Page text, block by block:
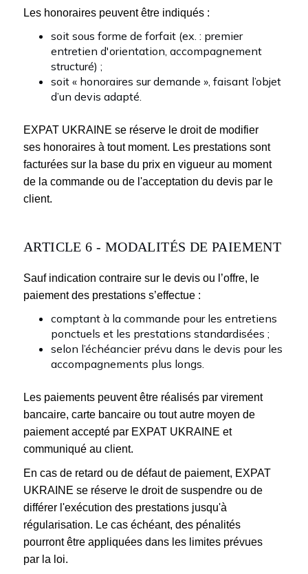
Les honoraires peuvent être indiqués :
soit sous forme de forfait (ex. : premier
entretien d'orientation, accompagnement
structuré) ;
soit « honoraires sur demande », faisant l’objet
d’un devis adapté.
EXPAT UKRAINE se réserve le droit de modifier
ses honoraires à tout moment. Les prestations sont
facturées sur la base du prix en vigueur au moment
de la commande ou de l'acceptation du devis par le
client.
ARTICLE 6 - MODALITÉS DE PAIEMENT
Sauf indication contraire sur le devis ou l’offre, le
paiement des prestations s’effectue :
comptant à la commande pour les entretiens
ponctuels et les prestations standardisées ;
selon l’échéancier prévu dans le devis pour les
accompagnements plus longs.
Les paiements peuvent être réalisés par virement
bancaire, carte bancaire ou tout autre moyen de
paiement accepté par EXPAT UKRAINE et
communiqué au client.
En cas de retard ou de défaut de paiement, EXPAT
UKRAINE se réserve le droit de suspendre ou de
différer l'exécution des prestations jusqu'à
régularisation. Le cas échéant, des pénalités
pourront être appliquées dans les limites prévues
par la loi.